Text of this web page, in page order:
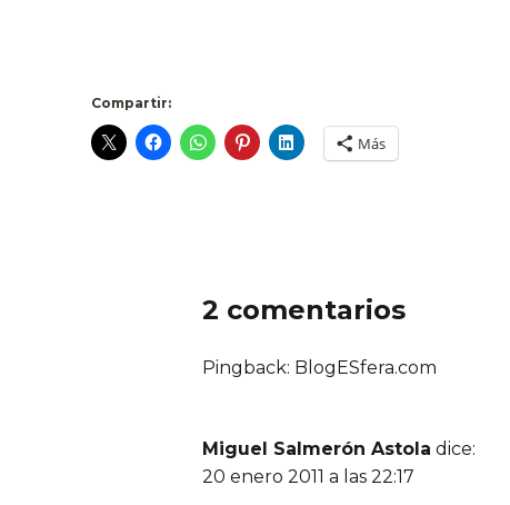
Compartir:
Más
2 comentarios
Pingback: BlogESfera.com
Miguel Salmerón Astola dice:
20 enero 2011 a las 22:17